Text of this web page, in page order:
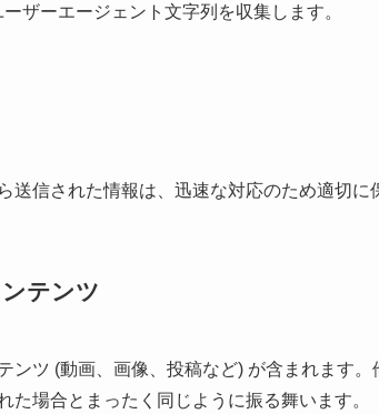
ザーエージェント文字列を収集します。
送信された情報は、迅速な対応のため適切に
テンツ
ンツ (動画、画像、投稿など) が含まれます
た場合とまったく同じように振る舞います。